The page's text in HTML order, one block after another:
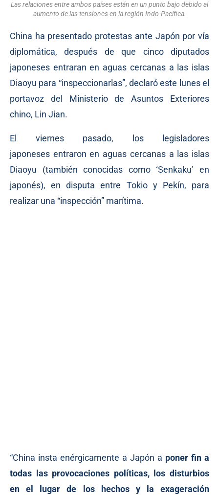
Las relaciones entre ambos países están en un punto bajo debido al
aumento de las tensiones en la región Indo-Pacífica.
China ha presentado protestas ante Japón por vía
diplomática, después de que cinco diputados
japoneses entraran en aguas cercanas a las islas
Diaoyu para “inspeccionarlas”, declaróeste lunes el
portavoz del Ministerio de Asuntos Exteriores
chino, Lin Jian.
El viernes pasado, los legisladores
japoneses entraron en aguas cercanas a las islas
Diaoyu (también conocidas como ‘Senkaku’ en
japonés), en disputa entre Tokio y Pekín, para
realizar una “inspección” marítima.
“China insta enérgicamente a Japón a poner fin a
todas las provocaciones políticas, los disturbios
en el lugar de los hechos y la exageración